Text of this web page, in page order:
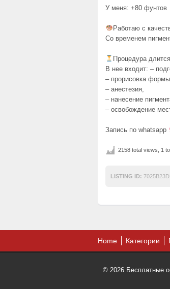
У меня: +80 фунтов
Работаю с
Со временем
Процедура
В нее входит: –
– прорисовка
– анестезия,
– нанесение
– освобождение
Запись по whatsapp
2158 total views, 1
LISTING ID:
Home Категории
© 2026 Бесплатные